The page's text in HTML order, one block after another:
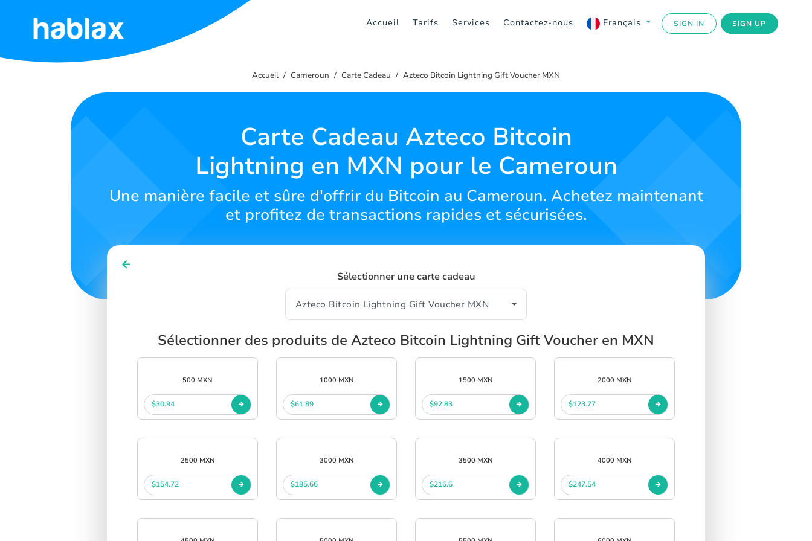
Accueil Tarifs Services Contactez-nous Français SIGN IN SIGN UP
Accueil
SIGN UP
Accueil Cameroun Carte Cadeau Azteco Bitcoin Lightning Gift Voucher MXN
Carte Cadeau Azteco Bitcoin
Lightning en MXN pour le Cameroun
Une manière facile et sûre d'offrir du Bitcoin au Cameroun. Achetez maintenant
et profitez de transactions rapides et sécurisées.
Sélectionner une carte cadeau
Sélectionner des produits de Azteco Bitcoin Lightning Gift Voucher en MXN
500 MXN
$30.94
1000 MXN
$61.89
1500 MXN
$92.83
2000 MXN
$123.77
2500 MXN
$154.72
3000 MXN
$185.66
3500 MXN
$216.6
4000 MXN
$247.54